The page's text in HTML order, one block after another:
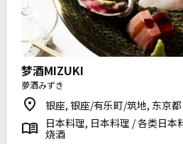
梦酒MIZUKI
夢酒みずき
银座, 银座/有乐町/筑地, 东京都
日本料理, 日本料理 / 各类日
烧酒